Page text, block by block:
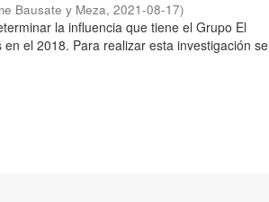
Bausate y Meza,2021-08-17)
la influencia que tiene el Grupo El
el 2018. Para realizar esta investigación se